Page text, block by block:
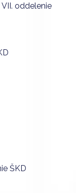
oddelenie
ŠKD